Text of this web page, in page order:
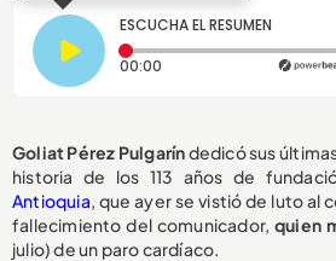
ESCUCHA EL RESUMEN
00:00 Tiempo transcurrido: 0
Goliat Pérez Pulgaríndedicó sus
historia de los 113 años de
Antioquia, que ayer se vistió de luto al
fallecimiento del comunicador,quien
julio) de un paro cardíaco.